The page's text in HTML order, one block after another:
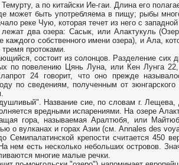
а по китайски Иe-гаи. Длина его
может быть употребляема в пищу; рыбы
реке Чую, которая течет из него с
два озера: Сасык, или Алактукуль
каждого собственного имени озера), и Ала,
протоками.
состоит из солонцов. Разделение сих
по повелению Цянь Луна, или Кен Лунга
24 говорит, что оно прежде
по сведениям, полученным от
Название сие, по словам г.
вредными испарениями. На озере
гора, называемая Аралтюбя, или
о вулканах и горах Азии (см. Annales des
крепости считается 450
нем есть несколько небольших островов.
многие малые речки.